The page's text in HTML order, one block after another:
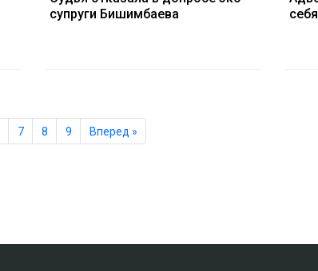
супруги Бишимбаева
7 8 9 Вперед »